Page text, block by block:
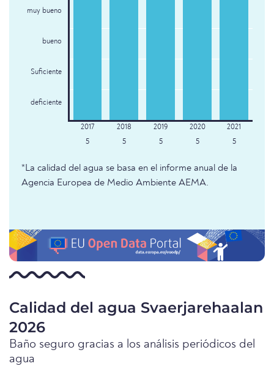
muy bueno
bueno
Suficiente
deficiente
5 5 5 5 5
*La calidad del agua se basa en el informe anual de la
Agencia Europea de Medio Ambiente AEMA.
Calidad del agua Svaerjarehaalan
2026
Baño seguro gracias a los análisis periódicos del
agua